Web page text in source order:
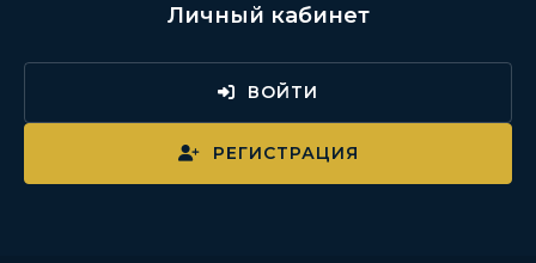
Личный кабинет
ВОЙТИ
РЕГИСТРАЦИЯ